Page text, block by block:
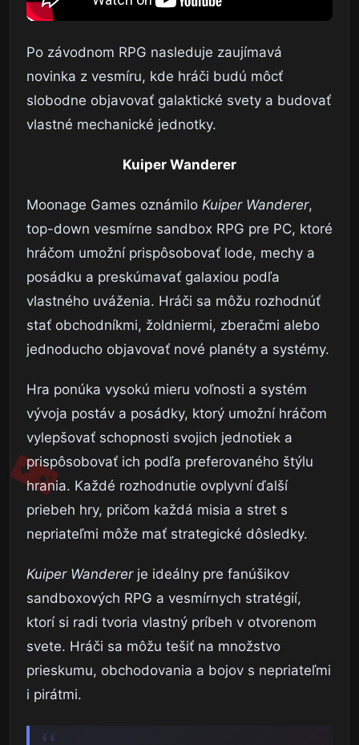
Po závodnom RPG nasleduje zaujímavá
novinka z vesmíru, kde hráči budú môcť
slobodne objavovať galaktické svety a budovať
vlastné mechanické jednotky.
Kuiper Wanderer
Moonage Games oznámilo Kuiper Wanderer,
top-down vesmírne sandbox RPG pre PC, ktoré
hráčom umožní prispôsobovať lode, mechy a
posádku a preskúmavať galaxiou podľa
vlastného uváženia. Hráči sa môžu rozhodnúť
stať obchodníkmi, žoldniermi, zberačmi alebo
jednoducho objavovať nové planéty a systémy.
Hra ponúka vysokú mieru voľnosti a systém
vývoja postáv a posádky, ktorý umožní hráčom
vylepšovať schopnosti svojich jednotiek a
prispôsobovať ich podľa preferovaného štýlu
hrania. Každé rozhodnutie ovplyvní ďalší
priebeh hry, pričom každá misia a stret s
nepriateľmi môže mať strategické dôsledky.
Kuiper Wandererje ideálny pre fanúšikov
sandboxových RPG a vesmírnych stratégií,
ktorí si radi tvoria vlastný príbeh v otvorenom
svete. Hráči sa môžu tešiť na množstvo
prieskumu, obchodovania a bojov s nepriateľmi
i pirátmi.